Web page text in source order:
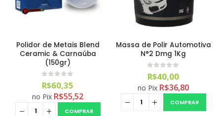
Polidor de Metais Blend
Ceramic & Carnaúba
(150gr)
0 out of 5
R$60,35
no Pix R$55,52
COMPRAR
Massa de Polir Automotiva
N°2 Dmg 1Kg
0 out of 5
R$40,00
no Pix R$36,80
COMPRAR